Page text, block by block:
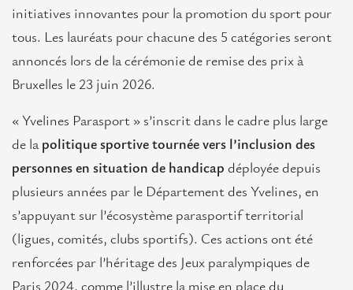
initiatives innovantes pour la promotion du sport pour
tous. Les lauréats pour chacune des 5 catégories seront
annoncés lors de la cérémonie de remise des prix à
Bruxelles le 23 juin 2026.
« Yvelines Parasport » s’inscrit dans le cadre plus large
de lapolitique sportive tournée vers l’inclusion des
personnes en situation de handicap déployée depuis
plusieurs années par le Département des Yvelines, en
s’appuyant sur l’écosystème parasportif territorial
(ligues, comités, clubs sportifs). Ces actions ont été
renforcées par l’héritage des Jeux paralympiques de
Paris 2024, comme l’illustre la mise en place du